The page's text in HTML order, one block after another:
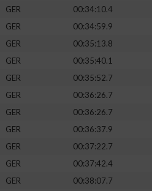
GER
00:34:10.4
GER 00:34:59.9
GER
00:35:13.8
GER
00:35:40.1
GER
00:35:52.7
GER
00:36:26.7
GER 00:36:26.7
GER
00:36:37.9
GER
00:37:22.7
GER
00:37:42.4
GER 00:38:07.7